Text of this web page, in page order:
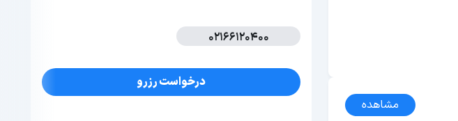
مشاهده
02166120400
درخواست رزرو